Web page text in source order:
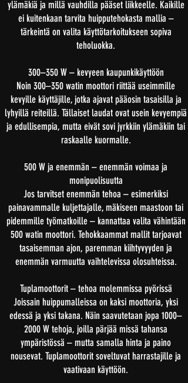
ylämäkiä ja millä vauhdilla pääset liikkeelle. Kaikille
ei kuitenkaan tarvita huipputehokasta mallia –
tärkeintä on valita käyttötarkoitukseen sopiva
teholuokka.
300–350 W – kevyeen kaupunkikäyttöön
Noin 300–350 watin moottori riittää useimmille
kevyille käyttäjille, jotka ajavat pääosin tasaisilla ja
lyhyillä reiteillä. Tällaiset laudat ovat usein kevyempiä
ja edullisempia, mutta eivät sovi jyrkkiin ylämäkiin tai
raskaalle kuormalle.
500 W ja enemmän – enemmän voimaa ja
monipuolisuutta
Jos tarvitset enemmän tehoa – esimerkiksi
painavammalle kuljettajalle, mäkiseen maastoon tai
pidemmille työmatkoille – kannattaa valita vähintään
500 watin moottori. Tehokkaammat mallit tarjoavat
tasaisemman ajon, paremman kiihtyvyyden ja
enemmän varmuutta vaihtelevissa olosuhteissa.
Tuplamoottorit – tehoa molemmissa pyörissä
Joissain huippumalleissa on kaksi moottoria, yksi
edessä ja yksi takana. Näin saavutetaan jopa 1000–
2000 W tehoja, joilla pärjää missä tahansa
ympäristössä – mutta samalla hinta ja paino
nousevat. Tuplamoottorit soveltuvat harrastajille ja
vaativaan käyttöön.